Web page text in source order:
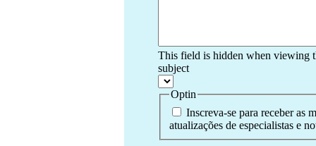
This field is hidden when viewing
subject
Optin
Inscreva-se para receber as
atualizações de especialistas e